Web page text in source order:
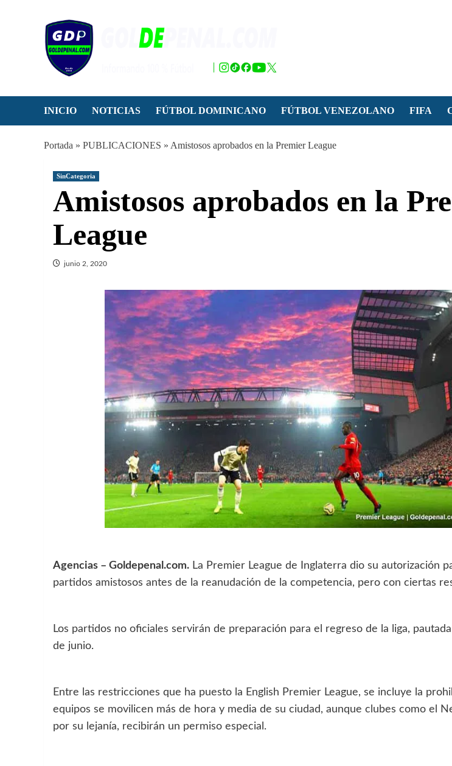
INICIO NOTICIAS FÚTBOL DOMINICANO FÚTBOL VENEZOLANO FIFA
Portada » PUBLICACIONES » Amistosos aprobados en la Premier League
SinCategoria
Amistosos aprobados en la
League
junio 2, 2020
Agencias – Goldepenal.com. La Premier League de Inglaterra dio su autorización
partidos amistosos antes de la reanudación de la competencia, pero con ciertas
Los partidos no oficiales servirán de preparación para el regreso de la liga,
de junio.
Entre las restricciones que ha puesto la English Premier League, se incluye la
equipos se movilicen más de hora y media de su ciudad, aunque clubes como el
por su lejanía, recibirán un permiso especial.